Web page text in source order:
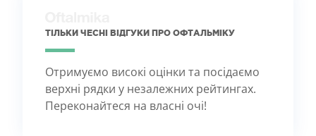
ТІЛЬКИ ЧЕСНІ ВІДГУКИ ПРО ОФТАЛЬМІКУ
Отримуємо високі оцінки та посідаємо
верхні рядки у незалежних рейтингах.
Переконайтеся на власні очі!